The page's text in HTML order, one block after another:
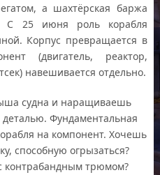
а шахтёрская баржа
С 25 июня роль корабля
Корпус превращается в
(двигатель, реактор,
навешивается отдельно.
судна и наращиваешь
деталью. Фундаментальная
на компонент. Хочешь
способную огрызаться?
контрабандным трюмом?